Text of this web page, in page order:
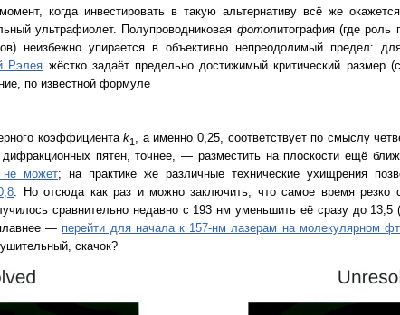
когда инвестировать в такую альтернативу всё же
ультрафиолет. Полупроводниковая фотолитография (где роль
неизбежно упирается в объективно непреодолимый предел:
Рэлея жёстко задаёт предельно достижимый критический размер
по известной формуле
коэффициентаk1 , а именно 0,25, соответствует по смыслу
пятен, точнее, — разместить на плоскости ещё
не может; на практике же различные технические ухищрения
. Но отсюда как раз и можно заключить, что самое время резко
сравнительно недавно с 193 нм уменьшить её сразу до
— перейти для начала к 157-нм лазерам на молекулярном
скачок?